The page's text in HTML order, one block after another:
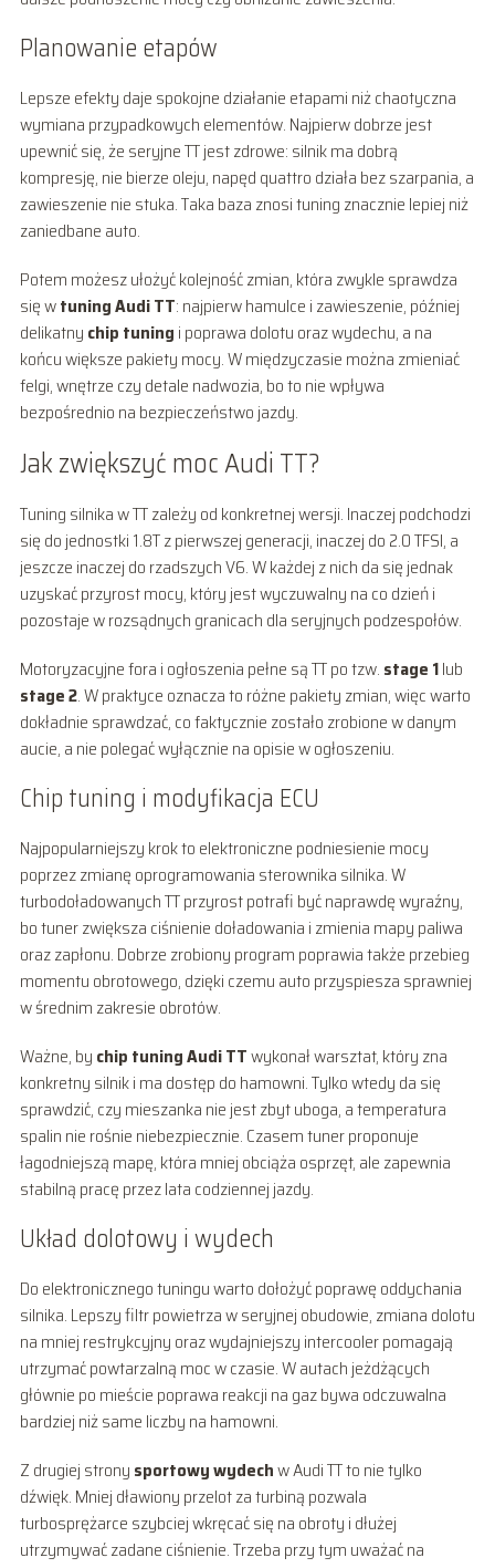
Planowanie etapów
Lepsze efekty daje spokojne działanie etapami niż chaotyczna
wymiana przypadkowych elementów. Najpierw dobrze jest
upewnić się, że seryjne TT jest zdrowe: silnik ma dobrą
kompresję, nie bierze oleju, napęd quattro działa bez szarpania, a
zawieszenie nie stuka. Taka baza znosi tuning znacznie lepiej niż
zaniedbane auto.
Potem możesz ułożyć kolejność zmian, która zwykle sprawdza
się wtuning Audi TT: najpierw hamulce i zawieszenie, później
delikatny chip tuning i poprawa dolotu oraz wydechu, a na
końcu większe pakiety mocy. W międzyczasie można zmieniać
felgi, wnętrze czy detale nadwozia, bo to nie wpływa
bezpośrednio na bezpieczeństwo jazdy.
Jak zwiększyć moc Audi TT?
Tuning silnika w TT zależy od konkretnej wersji. Inaczej podchodzi
się do jednostki 1.8T z pierwszej generacji, inaczej do 2.0 TFSI, a
jeszcze inaczej do rzadszych V6. W każdej z nich da się jednak
uzyskać przyrost mocy, który jest wyczuwalny na co dzień i
pozostaje w rozsądnych granicach dla seryjnych podzespołów.
Motoryzacyjne fora i ogłoszenia pełne są TT po tzw. stage 1lub
stage 2. W praktyce oznacza to różne pakiety zmian, więc warto
dokładnie sprawdzać, co faktycznie zostało zrobione w danym
aucie, a nie polegać wyłącznie na opisie w ogłoszeniu.
Chip tuning i modyfikacja ECU
Najpopularniejszy krok to elektroniczne podniesienie mocy
poprzez zmianę oprogramowania sterownika silnika. W
turbodoładowanych TT przyrost potrafi być naprawdę wyraźny,
bo tuner zwiększa ciśnienie doładowania i zmienia mapy paliwa
oraz zapłonu. Dobrze zrobiony program poprawia także przebieg
momentu obrotowego, dzięki czemu auto przyspiesza sprawniej
w średnim zakresie obrotów.
Ważne, by chip tuning Audi TTwykonał warsztat, który zna
konkretny silnik i ma dostęp do hamowni. Tylko wtedy da się
sprawdzić, czy mieszanka nie jest zbyt uboga, a temperatura
spalin nie rośnie niebezpiecznie. Czasem tuner proponuje
łagodniejszą mapę, która mniej obciąża osprzęt, ale zapewnia
stabilną pracę przez lata codziennej jazdy.
Układ dolotowy i wydech
Do elektronicznego tuningu warto dołożyć poprawę oddychania
silnika. Lepszy filtr powietrza w seryjnej obudowie, zmiana dolotu
na mniej restrykcyjny oraz wydajniejszy intercooler pomagają
utrzymać powtarzalną moc w czasie. W autach jeżdżących
głównie po mieście poprawa reakcji na gaz bywa odczuwalna
bardziej niż same liczby na hamowni.
Z drugiej strony sportowy wydechw Audi TT to nie tylko
dźwięk. Mniej dławiony przelot za turbiną pozwala
turbosprężarce szybciej wkręcać się na obroty i dłużej
utrzymywać zadane ciśnienie. Trzeba przy tym uważać na